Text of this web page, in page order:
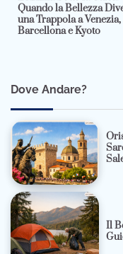
Quando la Bellezza
una Trappola a Venezia,
Barcellona e Kyoto
Dove Andare?
Il